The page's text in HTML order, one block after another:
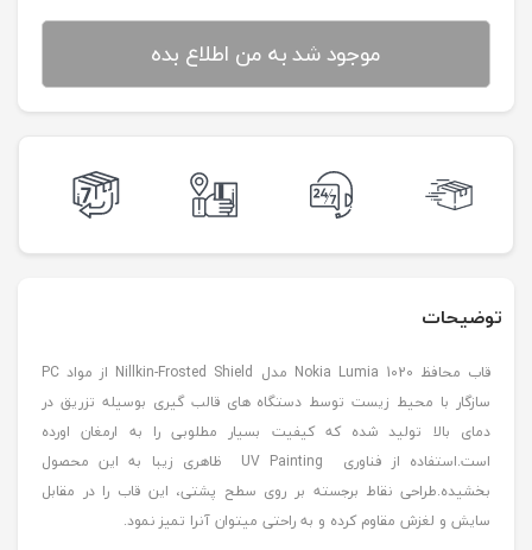
موجود شد به من اطلاع بده
توضیحات
قاب محافظ Nokia Lumia 1020 مدل Nillkin-Frosted Shield از مواد PC
سازگار با محیط زیست توسط دستگاه های قالب گیری بوسیله تزریق در
دمای بالا تولید شده که کیفیت بسیار مطلوبی را به ارمغان اورده
است.استفاده از فناوری UV Painting ظاهری زیبا به این محصول
بخشیده.طراحی نقاط برجسته بر روی سطح پشتی، این قاب را در مقابل
سایش و لغزش مقاوم کرده و به راحتی میتوان آنرا تمیز نمود.